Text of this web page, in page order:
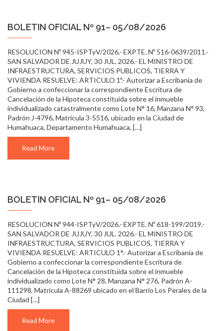
BOLETIN OFICIAL Nº 91– 05/08/2026
RESOLUCION Nº 945-ISPTyV/2026.- EXPTE. Nº 516-0639/2011.-
SAN SALVADOR DE JUJUY, 30 JUL. 2026.- EL MINISTRO DE
INFRAESTRUCTURA, SERVICIOS PUBLICOS, TIERRA Y
VIVIENDA RESUELVE: ARTICULO 1º.- Autorizar a Escribanía de
Gobierno a confeccionar la correspondiente Escritura de
Cancelación de la Hipoteca constituida sobre el inmueble
individualizado catastralmente como Lote N° 16, Manzana N° 93,
Padrón J-4796, Matrícula 3-5516, ubicado en la Ciudad de
Humahuaca, Departamento Humahuaca, […]
Read More
BOLETIN OFICIAL Nº 91– 05/08/2026
RESOLUCION Nº 944-ISPTyV/2026.- EXPTE. Nº 618-199/2019.-
SAN SALVADOR DE JUJUY, 30 JUL. 2026.- EL MINISTRO DE
INFRAESTRUCTURA, SERVICIOS PUBLICOS, TIERRA Y
VIVIENDA RESUELVE: ARTICULO 1°.- Autorizar a Escribanía de
Gobierno a confeccionar la correspondiente Escritura de
Cancelación de la Hipoteca constituida sobre el inmueble
individualizado como Lote N° 28, Manzana N° 276, Padrón A-
111298, Matrícula A-88269 ubicado en el Barrio Los Perales de la
Ciudad […]
Read More